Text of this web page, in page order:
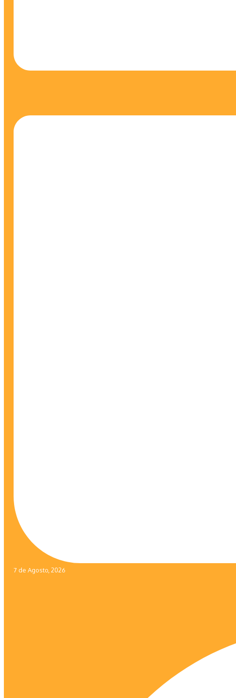
7 de Agosto, 2026